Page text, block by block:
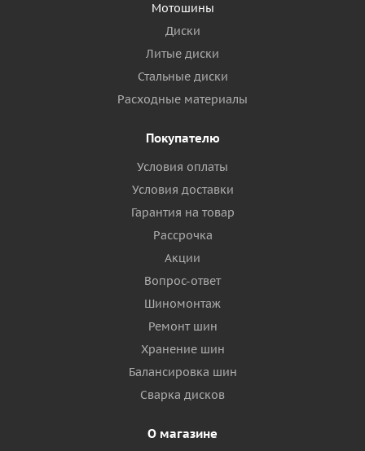
Мотошины
Диски
Литые диски
Стальные диски
Расходные материалы
Покупателю
Условия оплаты
Условия доставки
Гарантия на товар
Рассрочка
Акции
Вопрос-ответ
Шиномонтаж
Ремонт шин
Хранение шин
Балансировка шин
Сварка дисков
О магазине